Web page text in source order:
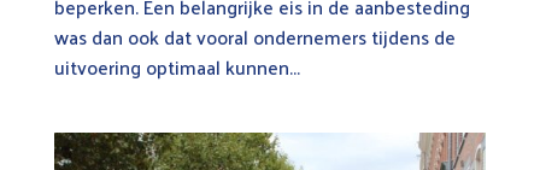
was dan ook dat vooral ondernemers tijdens de
uitvoering optimaal kunnen...